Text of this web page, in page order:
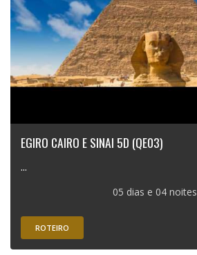
EGIRO CAIRO E SINAI 5D (QE03)
...
05 dias e 04 noites
ROTEIRO